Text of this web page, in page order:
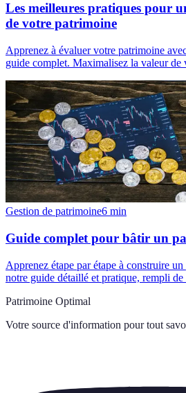
Les meilleures pratiques pour
de votre patrimoine
Apprenez à évaluer votre patrimoine
guide complet. Maximalisez la valeur de
Gestion de patrimoine6 min
Guide complet pour bâtir un
Apprenez étape par étape à construire
notre guide détaillé et pratique, rempli de
Patrimoine Optimal
Votre source d'information pour tout